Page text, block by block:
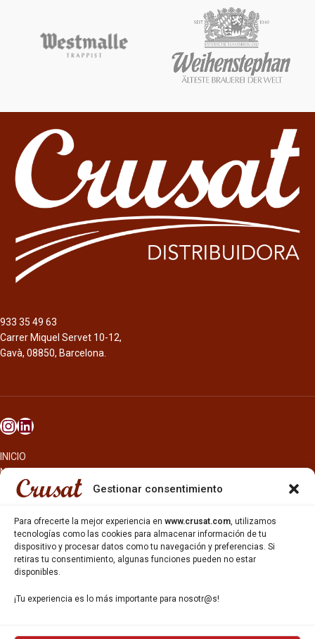
Gestionar consentimiento
Para ofrecerte la mejor experiencia en www.crusat.com, utilizamos
tecnologías como las cookies para almacenar información de tu
dispositivo y procesar datos como tu navegación y preferencias. Si
retiras tu consentimiento, algunas funciones pueden no estar
disponibles.
¡Tu experiencia es lo más importante para nosotr@s!
933 35 49 63
Carrer Miquel Servet 10-12,
Gavà, 08850, Barcelona.
INICIO
NOSOTROS
CERVEZAS
OTROS PRODUCTOS
REPARTO EN BARCELONA
HOSTELERÍA Y PEQUEÑA ALIMENTACIÓN
CARTAS DE CERVEZAS Y VINO
CATAS Y FORMACIONES
SERVICIO TÉCNICO